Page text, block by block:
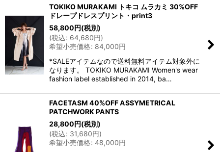
TOKIKO MURAKAMI トキコ ムラカミ 30%OFF
ドレープドレスプリント・print3
58,800円(税別)
(税込: 64,680円)
希望小売価格: 84,000円
*SALEアイテムなので送料無料アイテム対象外に
なります。 TOKIKO MURAKAMI Women's wear
fashion label established in 2014, ba…
FACETASM 40%OFF ASSYMETRICAL
PATCHWORK PANTS
28,800円(税別)
(税込: 31,680円)
希望小売価格: 48,000円